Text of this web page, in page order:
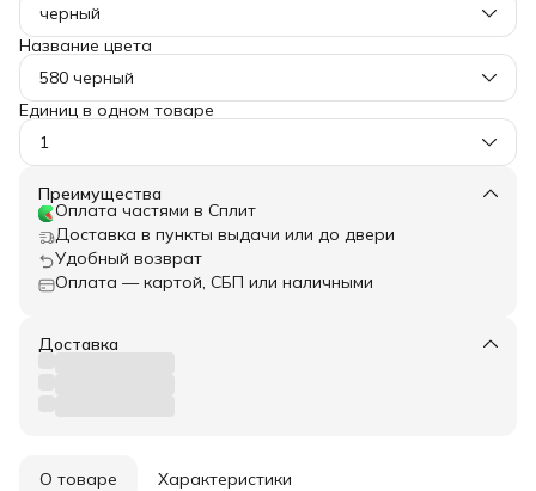
черный
Название цвета
580 черный
Единиц в одном товаре
1
Преимущества
Оплата частями в Сплит
Доставка в пункты выдачи или до двери
Удобный возврат
Оплата — картой, СБП или наличными
Доставка
О товаре Характеристики